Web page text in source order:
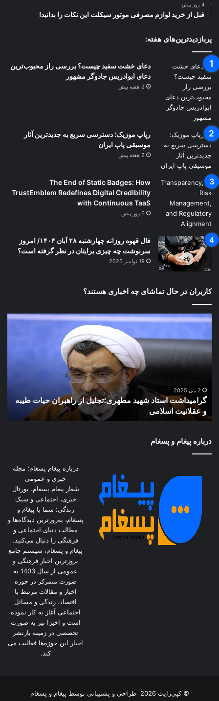
4 روز پیش
قبل از خرید لوازم مصرفی موتور سیکلت این نکات را بدانید!
پربازدیدترین‌های هفته:
دعای خشت سفید چیست؟ بررسی راز محبوب‌ترین
دعای ابوادریس جادوگر مشهور
2 هفته پیش
رپاپ موزیک؛ دسترسی سریع به جدیدترین آثار
موسیقی پاپ ایران
2 هفته پیش
The End of Static Badges: How
TrustEmblem Redefines Digital Credibility
with Continuous TaaS
6 روز پیش
فال قهوه روزانه چهارشنبه ۲۸ آبان ۱۴۰۴/ امروز
سرنوشت چه چیزی برایتان در نظر گرفته است؟
19 نوامبر 2025
کاربران در حال تماشای چه اخباری هستند؟
گرامیداشت
شهید
مطهری؛
تجلیل
حیات
طیبه
عقلانیت
2 می 2025
گرامیداشت استاد شهید مطهری؛تجلیل از راهبران حیات طیبه
و عقلانیت اسلامی
درباره پیغام و پسغام
درباره پیغام پسغام؛ مجله
خبری و عمومی
شعار پیغام پسغام، پورتال
خبری، اجتماعی و سبک
زندگی: شما با پیغام و
پسغام، به‌روزترین دیدگاه‌ها و
مطالب دنیای اجتماعی و
فرهنگی را دنبال می‌کنید.
پیغام و پسغام، سیستم جامع
بروزترین اخبار فرهنگی و
عمومی از سال 1403 به
صورت متمرکز در حوزه
اخبار و مقالات مرتبط با
اقتصاد، زندگی و مسائل
اجتماعی آغاز به کار نموده
است و اخیرا نیز به صورت
تخصصی در زمینه بازنشر
اخبار این حوزه‌ها فعالیت می
کند.
© کپی‌رایت 2026 طراحی و پشتیبانی توسط پیغام و پسغام